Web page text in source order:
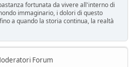
fortunata da vivere all'interno di
immaginario, i dolori di questo
a quando la storia continua, la realtà
Forum